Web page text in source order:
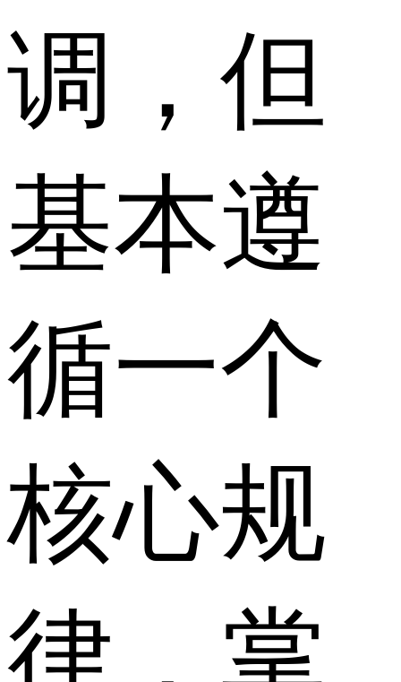
调，但
基本遵
循一个
核心规
律，掌